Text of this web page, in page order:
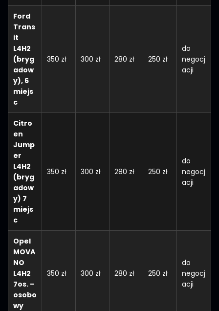
Ford
Trans
it
L4H2
(bryg
adow
y), 6
miejs
c
350 zł 300 zł 280 zł 250 zł
do
negocj
acji
Citro
en
Jump
er
L4H2
(bryg
adow
y) 7
miejs
c
350 zł 300 zł 280 zł 250 zł
do
negocj
acji
Opel
MOVA
NO
L4H2
7os. –
osobo
wy
350 zł 300 zł 280 zł 250 zł
do
negocj
acji